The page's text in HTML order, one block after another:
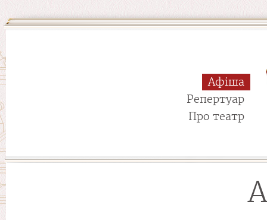
Афіша
Репертуар
Про театр